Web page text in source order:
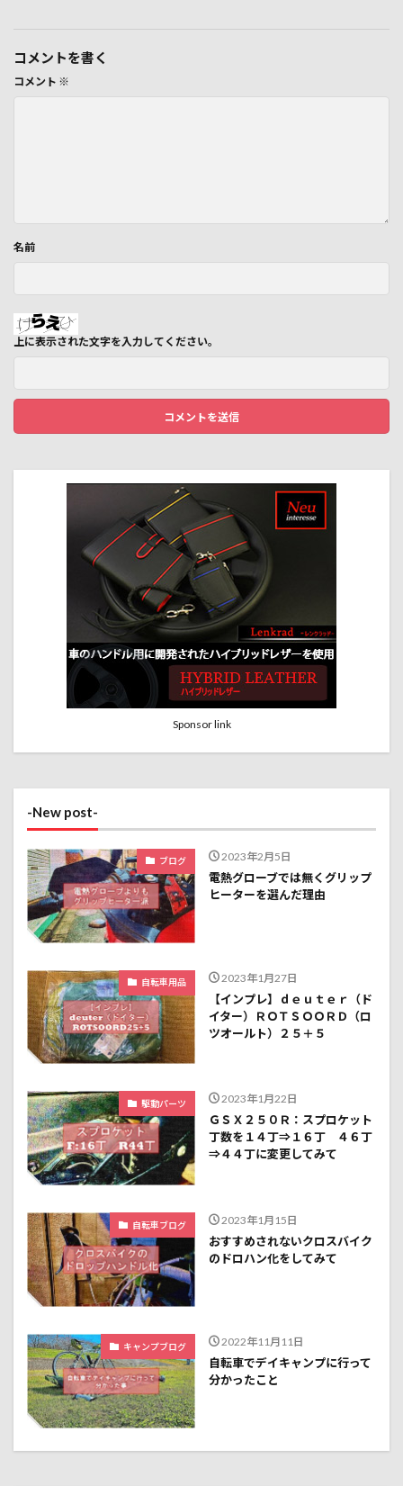
コメントを書く
コメント ※
名前
上に表示された文字を入力してください。
Sponsor link
-New post-
ブログ 2023年2月5日
電熱グローブでは無くグリップ
ヒーターを選んだ理由
自転車用品 2023年1月27日
【インプレ】ｄｅｕｔｅｒ（ド
イター）ＲＯＴＳＯＯＲＤ（ロ
ツオールト）２５＋５
駆動パーツ 2023年1月22日
ＧＳＸ２５０Ｒ：スプロケット
丁数を１４丁⇒１６丁 ４６丁
⇒４４丁に変更してみて
自転車ブログ 2023年1月15日
おすすめされないクロスバイク
のドロハン化をしてみて
キャンプブログ 2022年11月11日
自転車でデイキャンプに行って
分かったこと